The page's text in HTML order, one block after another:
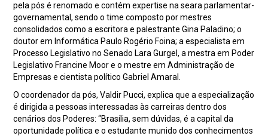
pela pós é renomado e contém expertise na seara parlamentar-
governamental, sendo o time composto por mestres
consolidados como a escritora e palestrante Gina Paladino; o
doutor em Informática Paulo Rogério Foina; a especialista em
Processo Legislativo no Senado Lara Gurgel, a mestra em Poder
Legislativo Francine Moor e o mestre em Administração de
Empresas e cientista político Gabriel Amaral.
O coordenador da pós, Valdir Pucci, explica que a especialização
é dirigida a pessoas interessadas às carreiras dentro dos
cenários dos Poderes: “Brasília, sem dúvidas, é a capital da
oportunidade política e o estudante munido dos conhecimentos